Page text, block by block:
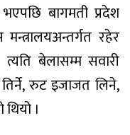
बागमती प्रदेश
रहेर
बेलासम्म सवारी
रुट इजाजत लिने,
।